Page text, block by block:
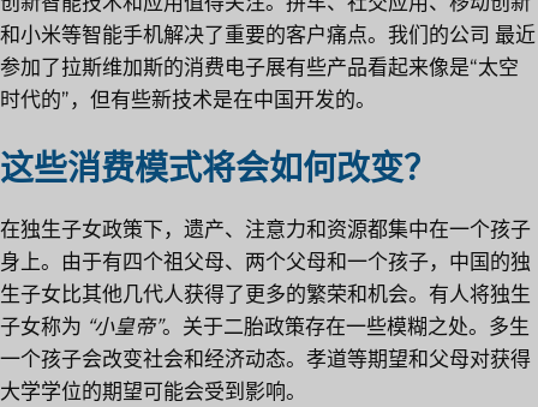
和小米等智能手机解决了重要的客户痛点。我们的公司 最近
参加了拉斯维加斯的消费电子展有些产品看起来像是“太空
时代的”，但有些新技术是在中国开发的。
这些消费模式将会如何改变？
在独生子女政策下，遗产、注意力和资源都集中在一个孩子
身上。由于有四个祖父母、两个父母和一个孩子，中国的独
生子女比其他几代人获得了更多的繁荣和机会。有人将独生
子女称为 “小皇帝”。关于二胎政策存在一些模糊之处。多生
一个孩子会改变社会和经济动态。孝道等期望和父母对获得
大学学位的期望可能会受到影响。